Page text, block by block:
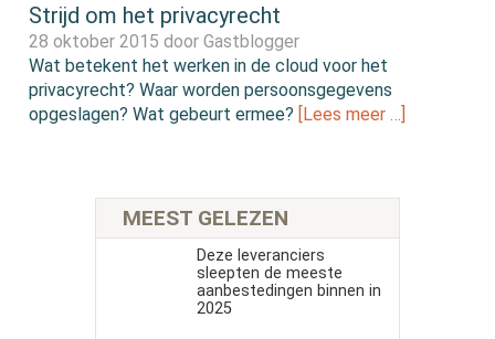
Strijd om het privacyrecht
28 oktober 2015 doorGastblogger
Wat betekent het werken in de cloud voor het
privacyrecht? Waar worden persoonsgegevens
opgeslagen? Wat gebeurt ermee? [Lees meer …]
MEEST GELEZEN
Deze leveranciers
sleepten de meeste
aanbestedingen binnen in
2025